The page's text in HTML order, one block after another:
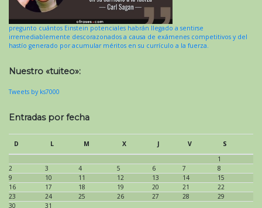
pregunto cuántos Einstein potenciales habrán llegado a sentirse
irremediablemente descorazonados a causa de exámenes competitivos y del
hastío generado por acumular méritos en su currículo a la fuerza.
Nuestro «tuiteo»:
Tweets by ks7000
Entradas por fecha
D L M X J V
S
1
2
3 4 5 6 7
8
9
10 11 12 13 14
15
16
17 18 19 20 21
22
23
24 25 26 27 28
29
30
31